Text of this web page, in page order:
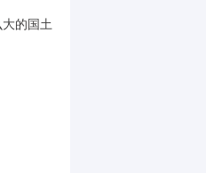
的国土